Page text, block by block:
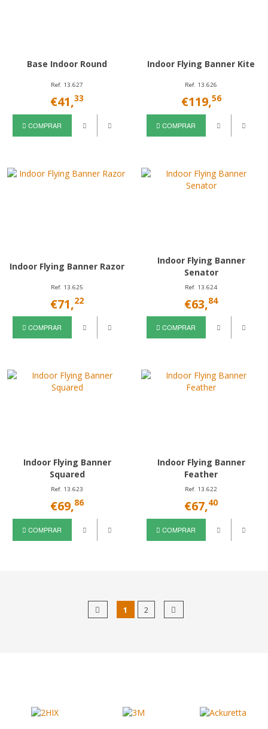
Base Indoor Round
Ref. 13.627
€41,33
COMPRAR
Indoor Flying Banner Kite
Ref. 13.626
€119,56
COMPRAR
Indoor Flying Banner Razor
Ref. 13.625
€71,22
COMPRAR
Indoor Flying Banner
Senator
Ref. 13.624
€63,84
COMPRAR
Indoor Flying Banner
Squared
Ref. 13.623
€69,86
COMPRAR
Indoor Flying Banner
Feather
Ref. 13.622
€67,40
COMPRAR
1 2